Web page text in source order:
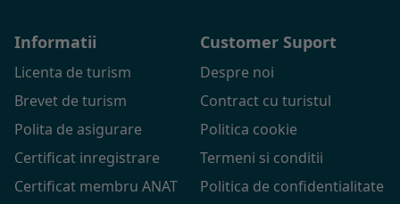
Informatii
Licenta de turism
Brevet de turism
Polita de asigurare
Certificat inregistrare
Certificat membru ANAT
Customer Suport
Despre noi
Contract cu turistul
Politica cookie
Termeni si conditii
Politica de confidentialitate